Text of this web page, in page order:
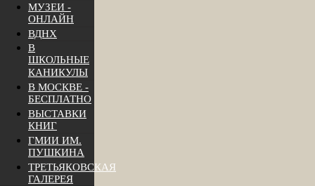
МУЗЕИ -
ОНЛАЙН
ВДНХ
В
ШКОЛЬНЫЕ
КАНИКУЛЫ
В МОСКВЕ -
БЕСПЛАТНО
ВЫСТАВКИ
КНИГ
ГМИИ ИМ.
ПУШКИНА
ТРЕТЬЯКОВСКАЯ
ГАЛЕРЕЯ